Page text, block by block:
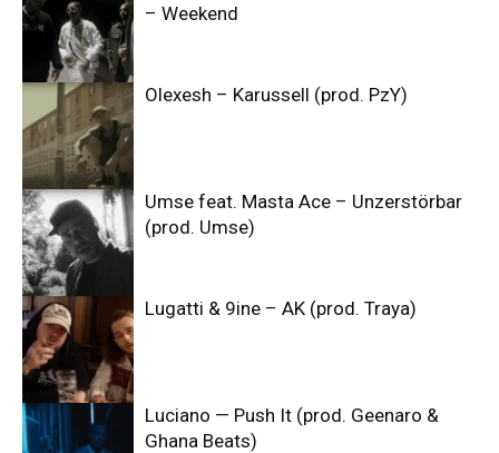
– Weekend
Olexesh – Karussell (prod. PzY)
Umse feat. Masta Ace – Unzerstörbar
(prod. Umse)
Lugatti & 9ine – AK (prod. Traya)
Luciano — Push It (prod. Geenaro &
Ghana Beats)